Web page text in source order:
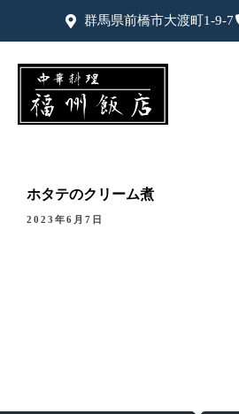
群馬県前橋市大渡町1-9-7
ホタテのクリーム煮
2023年6月7日